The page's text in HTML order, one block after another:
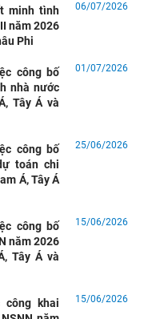
minh tình
năm 2026
Phi
06/07/2026
công bố
nhà nước
Tây Á và
01/07/2026
công bố
toán chi
Á, Tây Á
25/06/2026
công bố
năm 2026
Tây Á và
15/06/2026
công khai
15/06/2026
FDI: Bước đi mới
đầu